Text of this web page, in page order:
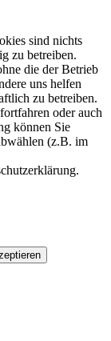
sind nichts
zu betreiben.
die der Betrieb
uns helfen
zu betreiben.
oder auch
können Sie
(z.B. im